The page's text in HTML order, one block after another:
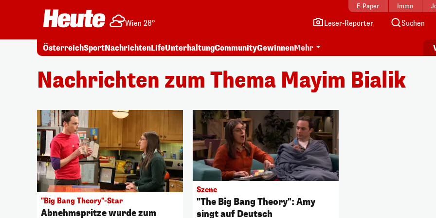
E-Paper Immo
Wien 28° Leser-Reporter Suchen
ÖsterreichSportNachrichtenLifeUnterhaltungCommunityGewinnenMehr
Nachrichten zum Thema Mayim Bialik
"Big Bang Theory"-Star
Abnehmspritze wurde zum
Szene
"The Big Bang Theory": Amy
singt auf Deutsch